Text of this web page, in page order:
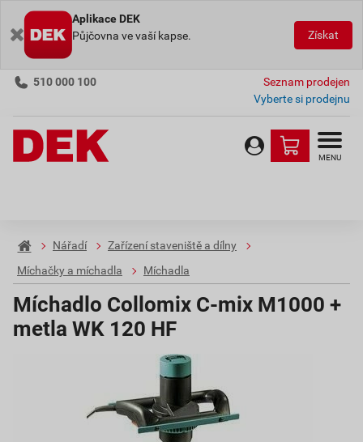
Aplikace DEK
Půjčovna ve vaší kapse.
Získat
510 000 100
Seznam prodejen
Vyberte si prodejnu
MENU
Nářadí
Zařízení staveniště a dílny
Míchačky a míchadla
Míchadla
Míchadlo Collomix C-mix M1000 +
metla WK 120 HF